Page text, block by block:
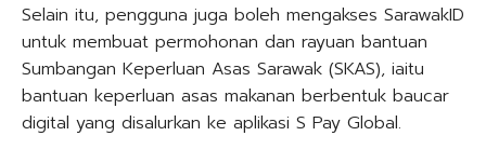
Selain itu, pengguna juga boleh mengakses SarawakID
untuk membuat permohonan dan rayuan bantuan
Sumbangan Keperluan Asas Sarawak (SKAS), iaitu
bantuan keperluan asas makanan berbentuk baucar
digital yang disalurkan ke aplikasi S Pay Global.